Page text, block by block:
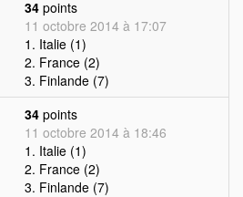
34 points
11 octobre 2014 à 17:07
1. Italie (1)
2. France (2)
3. Finlande (7)
34 points
11 octobre 2014 à 18:46
1. Italie (1)
2. France (2)
3. Finlande (7)